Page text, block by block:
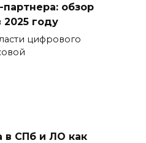
партнера: обзор
году
цифрового
в СПб и ЛО как